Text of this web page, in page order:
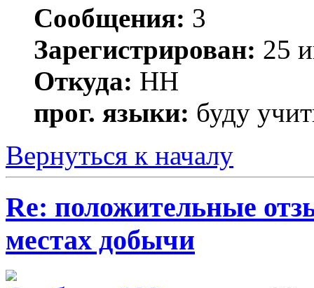
Сообщения: 3
Зарегистрирован: 25
Откуда: НН
прог. языки: буду
Вернуться к началу
Re: положительные
местах добычи